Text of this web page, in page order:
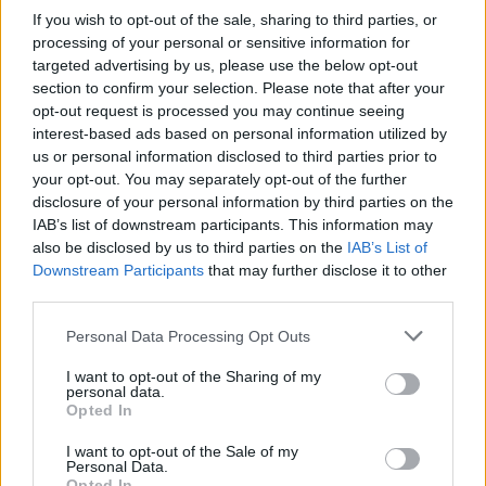
If you wish to opt-out of the sale, sharing to third parties, or
processing of your personal or sensitive information for
targeted advertising by us, please use the below opt-out
section to confirm your selection. Please note that after your
opt-out request is processed you may continue seeing
interest-based ads based on personal information utilized by
us or personal information disclosed to third parties prior to
your opt-out. You may separately opt-out of the further
disclosure of your personal information by third parties on the
IAB’s list of downstream participants. This information may
also be disclosed by us to third parties on the IAB’s List of
Downstream Participants that may further disclose it to other
Please note that this website/app uses one or more Google
not limited to your visit or usage behaviour. You may click to
grant or deny consent to Google and its third-party tags to
use your data for below specified purposes in below Google
consent section.
Personal Data Processing Opt Outs
I want to opt-out of the Sharing of my
personal data.
Opted In
I want to opt-out of the Sale of my
Personal Data.
AMI NEM TETSZETT
Hozzászólások
Perre megy az Epic egy